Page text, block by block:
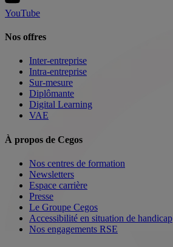
YouTube
Nos offres
Inter-entreprise
Intra-entreprise
Sur-mesure
Diplômante
Digital Learning
VAE
À propos de Cegos
Nos centres de formation
Newsletters
Espace carrière
Presse
Le Groupe Cegos
Accessibilité en situation de handicap
Nos engagements RSE